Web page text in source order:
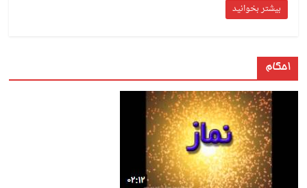
بیشتر بخوانید
احکام